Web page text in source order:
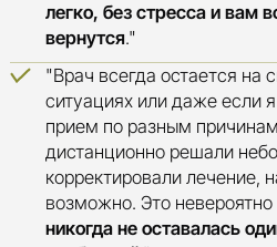
легко, без стресса и вам
вернутся."
"Врач всегда остается на
ситуациях или даже если
прием по разным
дистанционно решали
корректировали лечение,
возможно. Это
никогда не оставалась